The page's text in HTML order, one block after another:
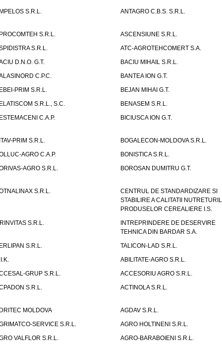
S.R.L. ANTAGRO C.B.S. S.R.L.
S.R.L.
ASCENSIUNE S.R.L.
S.R.L.
ATC-AGROTEHCOMERT S.A.
D.N.O. G.T.
BACIU MIHAIL S.R.L.
C.P.C.
BANTEA ION G.T.
PRIM S.R.L.
BEJAN MIHAI G.T.
S.R.L., S.C.
BENASEM S.R.L.
C.A.P.
BICIUSCA ION G.T.
PRIM S.R.L.
BOGALECON-MOLDOVA S.R.L.
AGRO C.A.P.
BONISTICA S.R.L.
AGRO S.R.L.
BOROSAN DUMITRU G.T.
S.R.L.
CENTRUL DE STANDARDIZARE SI
STABILIRE A CALITATII
PRODUSELOR CEREALIERE I.S.
S.R.L.
INTREPRINDERE DE DESERVIRE
TEHNICA DIN BARDAR S.A.
S.R.L.
TALICON-LAD S.R.L.
ABILITATE-AGRO S.R.L.
GRUP S.R.L.
ACCESORIU AGRO S.R.L.
S.R.L.
ACTINOLA S.R.L.
MOLDOVA
AGDAV S.R.L.
SERVICE S.R.L.
AGRO HOLTINENI S.R.L.
VALFLOR S.R.L.
AGRO-BARABOIENI S.R.L.